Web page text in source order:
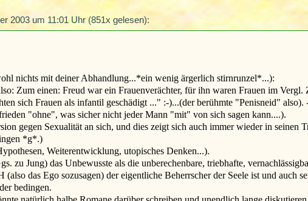
2003 um 11:01 Uhr (851x gelesen):
nichts mit deiner Abhandlung...*ein wenig ärgerlich stirnrunzel*...):
Zum einen: Freud war ein Frauenverächter, für ihn waren Frauen im
sich Frauen als infantil geschädigt ..." :-)...(der berühmte "Penisneid"
"ohne", was sicher nicht jeder Mann "mit" von sich sagen kann....).
gegen Sexualität an sich, und dies zeigt sich auch immer wieder in
*g*.)
Weiterentwicklung, utopisches Denken...).
zu Jung) das Unbewusste als die unberechenbare, triebhafte,
das Ego sozusagen) der eigentliche Beherrscher der Seele ist und auch
bedingen.